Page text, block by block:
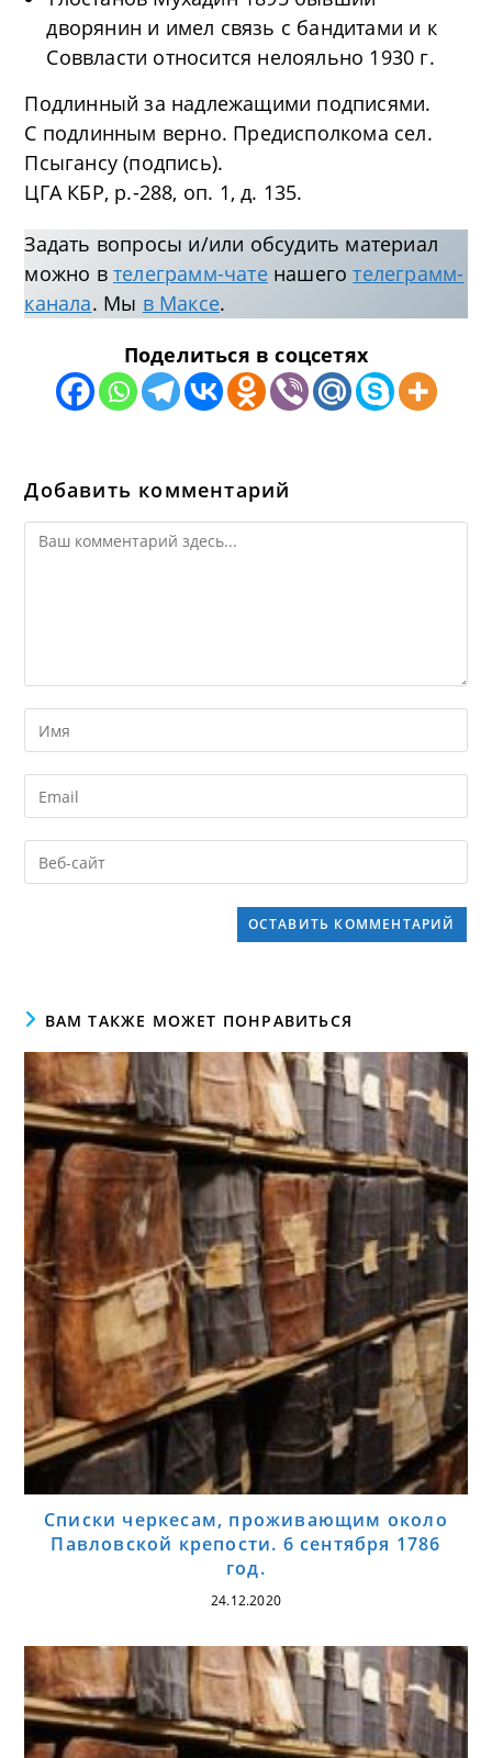
дворянин и имел связь с бандитами и к
Соввласти относится нелояльно 1930 г.
Подлинный за надлежащими подписями.
С подлинным верно. Предисполкома сел.
Псыгансу (подпись).
ЦГА КБР, р.-288, оп. 1, д. 135.
Задать вопросы и/или обсудить материал
можно втелеграмм-чатенашеготелеграмм-
канала. Мы в Максе.
Поделиться в соцсетях
Добавить комментарий
ВАМ ТАКЖЕ МОЖЕТ ПОНРАВИТЬСЯ
Списки черкесам, проживающим около
Павловской крепости. 6 сентября 1786
год.
24.12.2020